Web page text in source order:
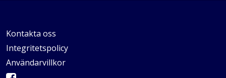
Kontakta oss
Integritetspolicy
Användarvillkor